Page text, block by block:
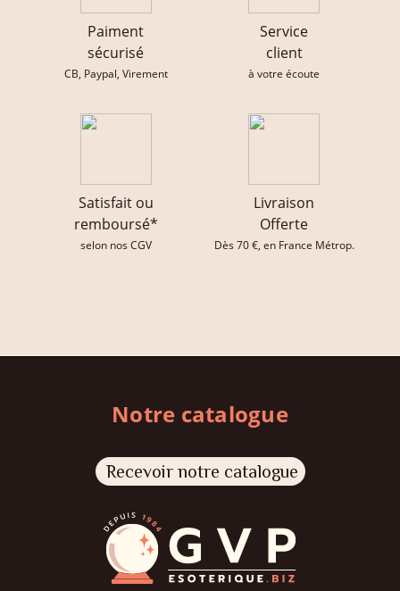
Paiment
sécurisé
CB, Paypal, Virement
Service
client
à votre écoute
Satisfait ou
remboursé*
selon nos CGV
Livraison
Offerte
Dès 70 €, en France Métrop.
Notre catalogue
Recevoir notre catalogue